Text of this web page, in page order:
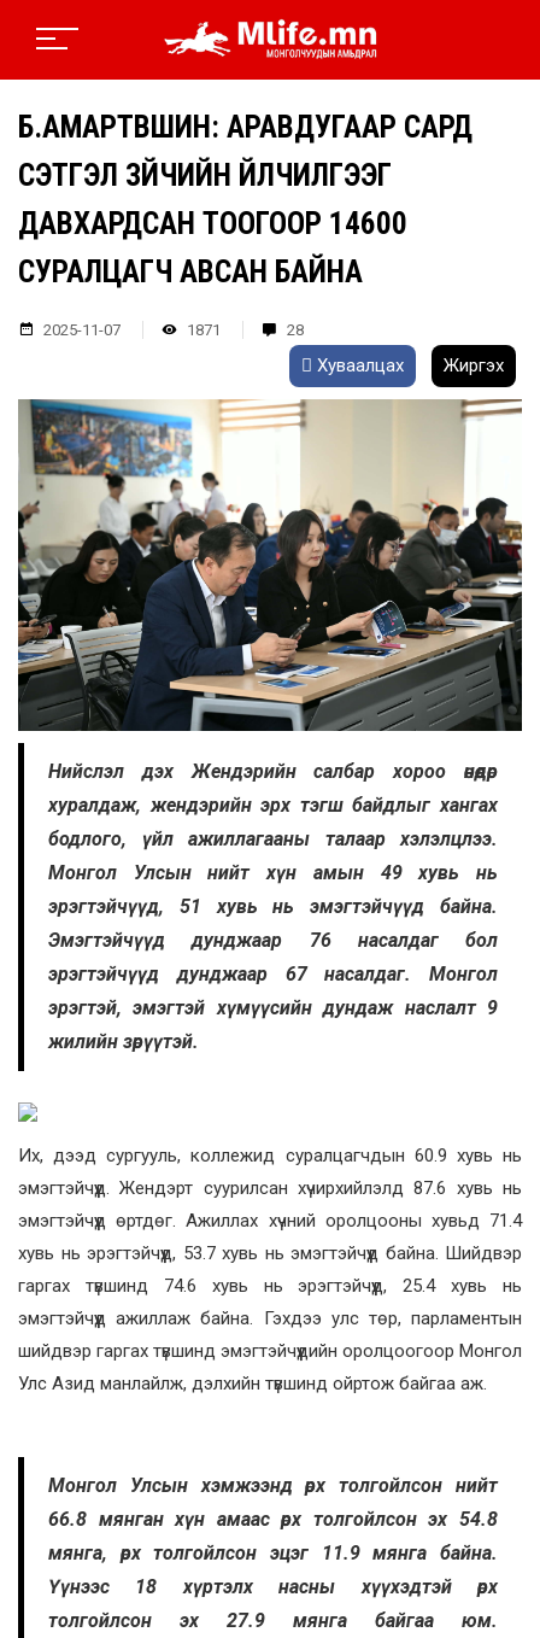
Б.АМАРТҮВШИН: АРАВДУГААР САРД
СЭТГЭЛ ЗҮЙЧИЙН ҮЙЛЧИЛГЭЭГ
ДАВХАРДСАН ТООГООР 14600
СУРАЛЦАГЧ АВСАН БАЙНА
2025-11-07 1871 28
Хуваалцах Жиргэх
Нийслэл дэх Жендэрийн салбар хороо өнөөдөр
хуралдаж, жендэрийн эрх тэгш байдлыг хангах
бодлого, үйл ажиллагааны талаар хэлэлцлээ.
Монгол Улсын нийт хүн амын 49 хувь нь
эрэгтэйчүүд, 51 хувь нь эмэгтэйчүүд байна.
Эмэгтэйчүүд дунджаар 76 насалдаг бол
эрэгтэйчүүд дунджаар 67 насалдаг. Монгол
эрэгтэй, эмэгтэй хүмүүсийн дундаж наслалт 9
жилийн зөрүүтэй.
Их, дээд сургууль, коллежид суралцагчдын 60.9 хувь нь
эмэгтэйчүүд. Жендэрт суурилсан хүчирхийлэлд 87.6 хувь нь
эмэгтэйчүүд өртдөг. Ажиллах хүчний оролцооны хувьд 71.4
хувь нь эрэгтэйчүүд, 53.7 хувь нь эмэгтэйчүүд байна. Шийдвэр
гаргах түвшинд 74.6 хувь нь эрэгтэйчүүд, 25.4 хувь нь
эмэгтэйчүүд ажиллаж байна. Гэхдээ улс төр, парламентын
шийдвэр гаргах түвшинд эмэгтэйчүүдийн оролцоогоор Монгол
Улс Азид манлайлж, дэлхийн түвшинд ойртож байгаа аж.
Монгол Улсын хэмжээнд өрх толгойлсон нийт
66.8 мянган хүн амаас өрх толгойлсон эх 54.8
мянга, өрх толгойлсон эцэг 11.9 мянга байна.
Үүнээс 18 хүртэлх насны хүүхэдтэй өрх
толгойлсон эх 27.9 мянга байгаа юм.